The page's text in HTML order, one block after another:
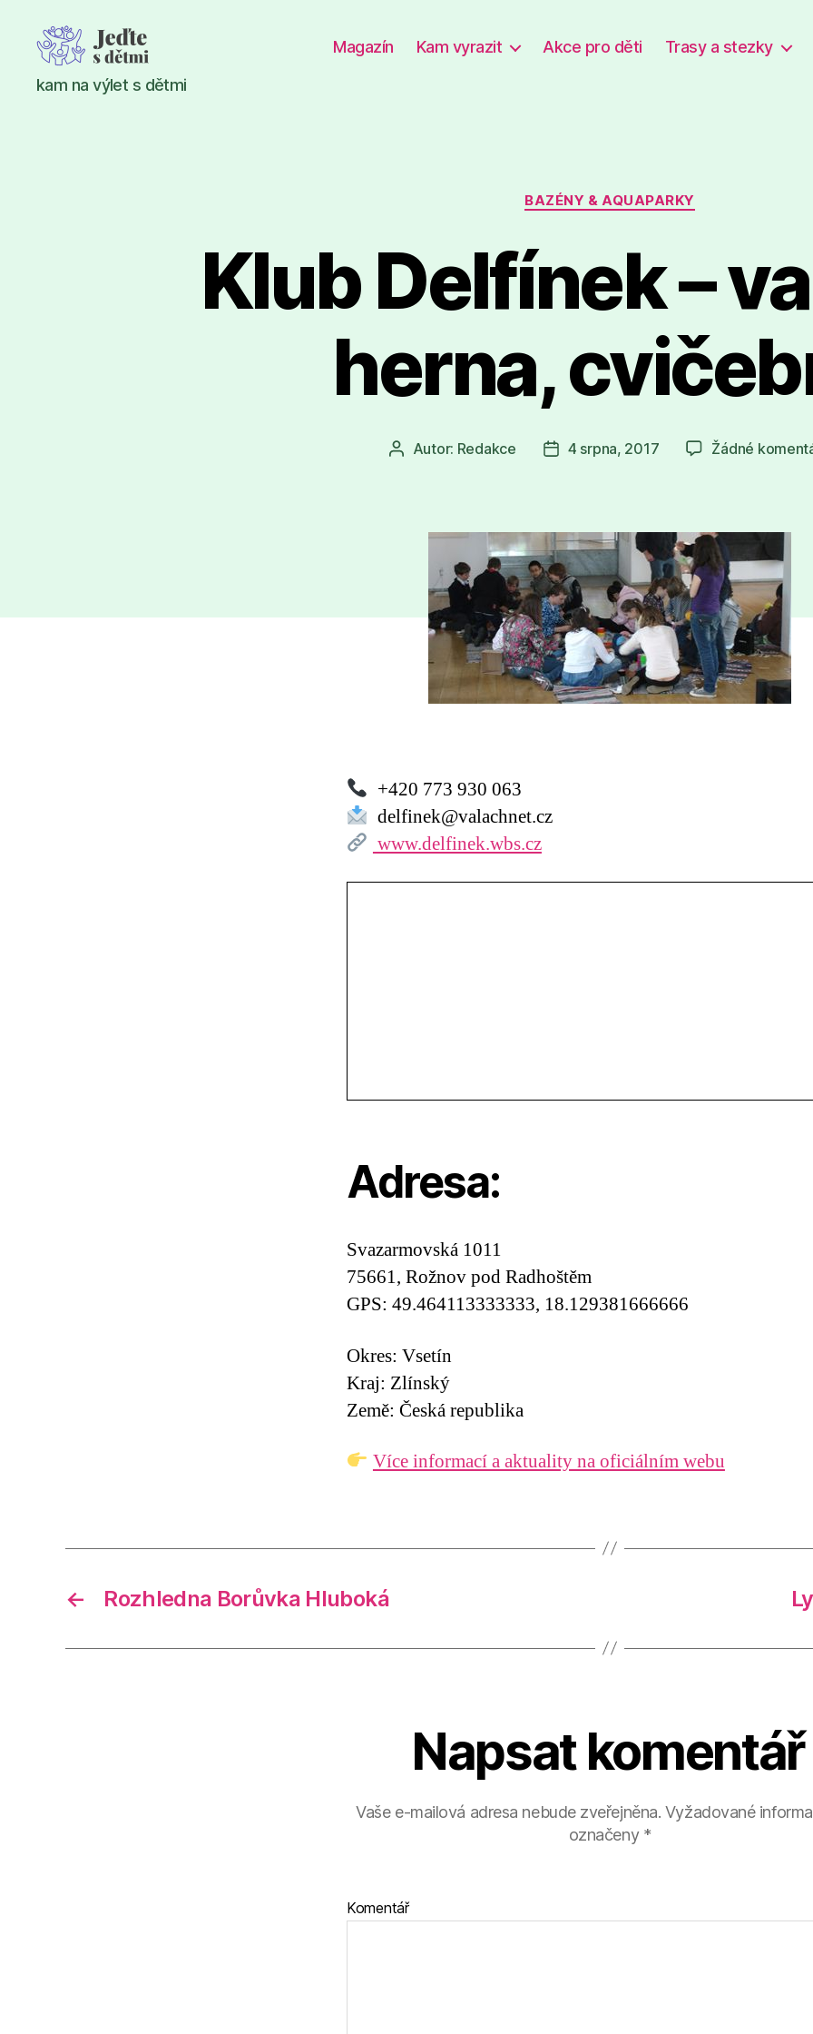
Jeďte
s
kam na výlet s dětmi
Magazín Kam vyrazit Akce pro děti Trasy a stezky
Rubriky
BAZÉNY & AQUAPARKY
Klub Delfínek –
herna,
AutorAutor: Redakce
Datum
4 srpna, 2017 Žádné
+420 773 930 063
delfinek@valachnet.cz
www.delfinek.wbs.cz
Adresa:
Svazarmovská 1011
75661, Rožnov pod Radhoštěm
GPS: 49.464113333333, 18.129381666666
Okres: Vsetín
Kraj: Zlínský
Země: Česká republika
Více informací a aktuality na oficiálním webu
← Rozhledna Borůvka Hluboká
Napsat komentář
Vaše e-mailová adresa nebude zveřejněna. Vyžadované
označeny *
Komentář